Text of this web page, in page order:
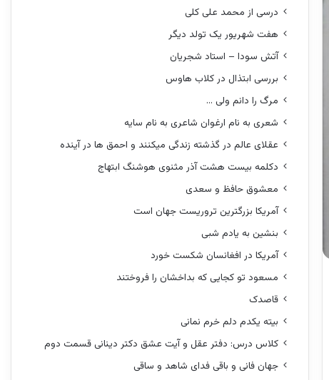
درسی از محمد علی کلی
هفت شهریور یک تولد دیگر
آتش سودا – استاد شجریان
بررسی ابتذال در کلاب هاوس
مرگ را دانم ولی …
شعری به نام ارغوان شاعری به نام سایه
عقلای عالم در گذشته زندگی میکنند و احمق ها در آینده
دکلمه بیست هشت آذر مثنوی هوشنگ ابتهاج
معشوق حافظ و سعدی
آمریکا بزرگترین تروریست جهان است
بنشین به یادم شبی
آمریکا در افغانسان شکست خورد
مسعود تو کجایی که بداخشان را فروختند
قاصدک
بیته یکدم دلم خرم نمانی
کلاس درس: دفتر عقل و آیت عشق دکتر دینانی قسمت دوم
جهان فانی و باقی فدای شاهد و ساقی